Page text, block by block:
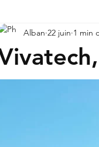
Alban 22 juin 1 min